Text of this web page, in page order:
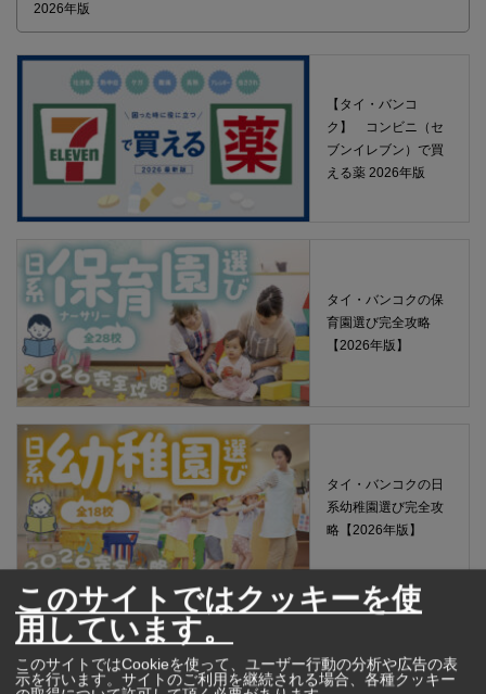
2026年版
【タイ・バンコ
ク】 コンビニ（セ
ブンイレブン）で買
える薬 2026年版
タイ・バンコクの保
育園選び完全攻略
【2026年版】
タイ・バンコクの日
系幼稚園選び完全攻
略【2026年版】
ける前に知っておき
このサイトではクッキーを使
用しています。
このサイトではCookieを使って、ユーザー行動の分析や広告の表
示を行います。サイトのご利用を継続される場合、各種クッキー